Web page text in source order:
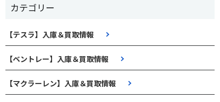
カテゴリー
【テスラ】入庫＆買取情報
【ベントレー】入庫＆買取情報
【マクラーレン】入庫＆買取情報